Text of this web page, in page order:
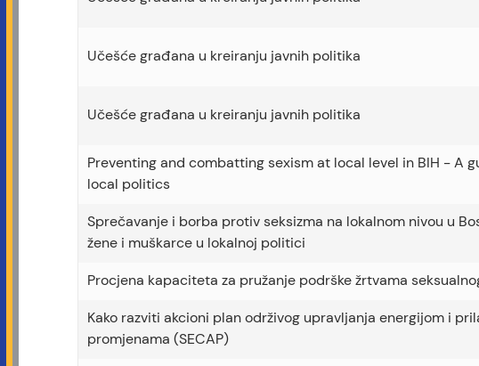
Učešće građana u kreiranju javnih politika
Učešće građana u kreiranju javnih politika
Preventing and combatting sexism at local level in BIH - A
local politics
Sprečavanje i borba protiv seksizma na lokalnom nivou u
žene i muškarce u lokalnoj politici
Procjena kapaciteta za pružanje podrške žrtvama
Kako razviti akcioni plan održivog upravljanja energijom i
promjenama (SECAP)